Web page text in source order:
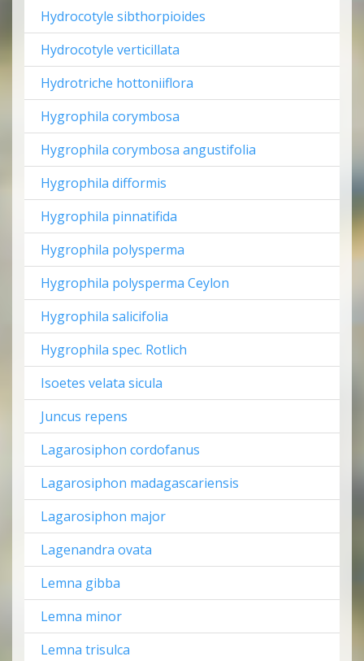
Hydrocotyle sibthorpioides
Hydrocotyle verticillata
Hydrotriche hottoniiflora
Hygrophila corymbosa
Hygrophila corymbosa angustifolia
Hygrophila difformis
Hygrophila pinnatifida
Hygrophila polysperma
Hygrophila polysperma Ceylon
Hygrophila salicifolia
Hygrophila spec. Rotlich
Isoetes velata sicula
Juncus repens
Lagarosiphon cordofanus
Lagarosiphon madagascariensis
Lagarosiphon major
Lagenandra ovata
Lemna gibba
Lemna minor
Lemna trisulca